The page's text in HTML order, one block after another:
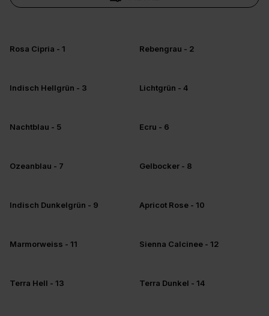
Rosa Cipria - 1 Rebengrau - 2
Indisch Hellgrün - 3 Lichtgrün - 4
Nachtblau - 5 Ecru - 6
+5
Ozeanblau - 7 Gelbocker - 8
Indisch Dunkelgrün - 9 Apricot Rose - 10
Marmorweiss - 11 Sienna Calcinee - 12
Terra Hell - 13 Terra Dunkel - 14